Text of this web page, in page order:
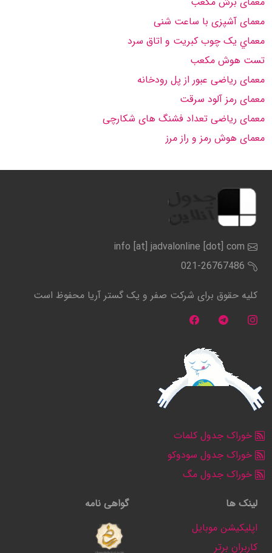
معمای آشپزی با ساعت شنی
معماي يک چوب کبريت و اتاق سرد
تست هوش مکعب
معمای ریاضی عبور از پل رودخانه
معمای رمز آلود سرقت
معمای ریاضی تعداد فشنگ های شکارچی
معمای هوش رمز و راز مرز
info [at] jadvalonline [dot] com
021-26767486
کلیه حقوق برای شرکت صفر و یک گستر آریا محفوظ است
خوراک جدول کلمات
خوراک جدول سودوکو
خوراک جدول مگ
لینک ها
اپلیکیشن موبایل
کاربران برتر
گواهی نامه